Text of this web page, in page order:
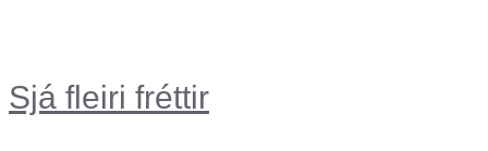
Sjá fleiri fréttir